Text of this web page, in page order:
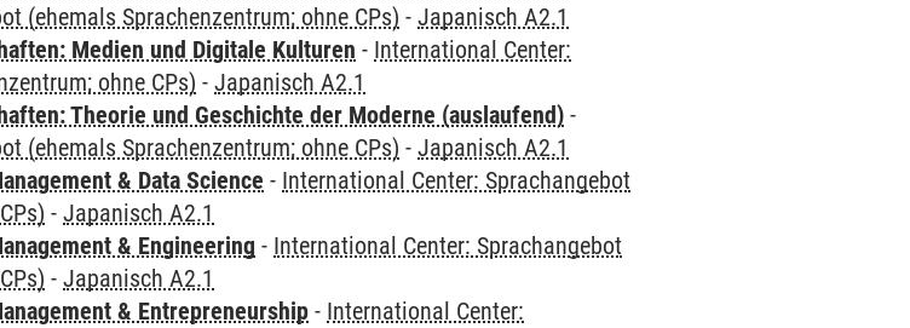
(ehemals Sprachenzentrum; ohne CPs) -Japanisch A2.1
Medien und Digitale Kulturen - International Center:
ohne CPs) -Japanisch A2.1
Theorie und Geschichte der Moderne (auslaufend) -
(ehemals Sprachenzentrum; ohne CPs) -Japanisch A2.1
& Data Science - International Center: Sprachangebot
-Japanisch A2.1
& Engineering - International Center: Sprachangebot
-Japanisch A2.1
& Entrepreneurship - International Center: